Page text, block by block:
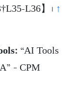
L36】। ↑
“AI Tools
– CPM